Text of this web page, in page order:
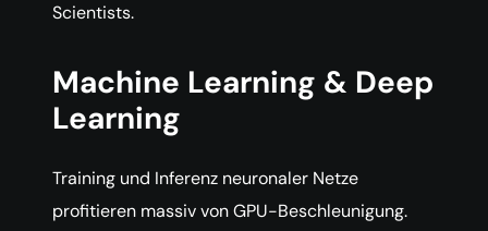
Scientists.
Machine Learning & Deep
Learning
Training und Inferenz neuronaler Netze
profitieren massiv von GPU-Beschleunigung.